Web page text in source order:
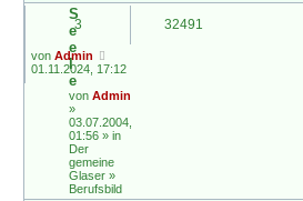
S
e
e
l
e
von Admin
»
03.07.2004,
01:56 » in
Der
gemeine
Glaser »
Berufsbild
3 32491
von Admin
01.11.2024, 17:12